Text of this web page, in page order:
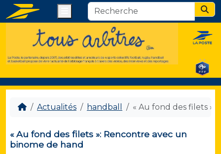
Actualités handball « Au fond des filets
« Au fond des filets »: Rencontre avec un
binome de hand